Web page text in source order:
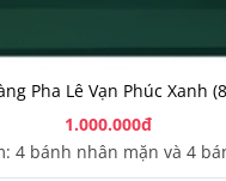
Pha Lê Vạn Phúc Xanh
1.000.000đ
4 bánh nhân mặn và 4